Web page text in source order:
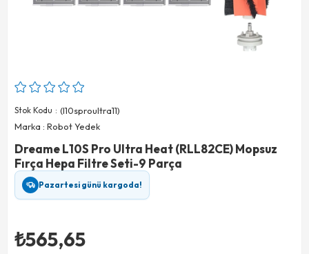
Stok Kodu
(l10sproultra11)
Marka : Robot Yedek
Dreame L10S Pro Ultra Heat (RLL82CE) Mopsuz
Fırça Hepa Filtre Seti-9 Parça
Pazartesi günü kargoda!
₺565,65